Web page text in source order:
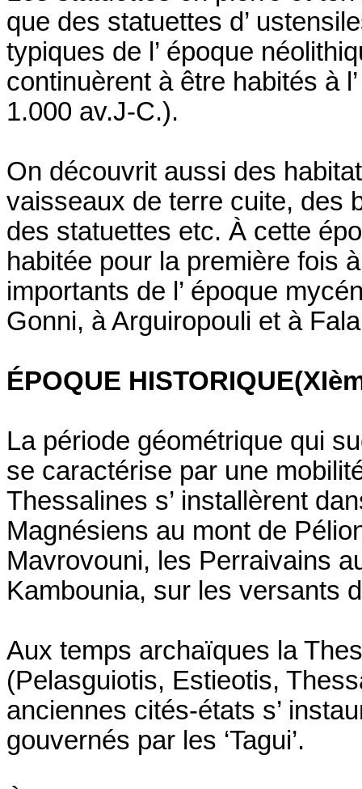
que des statuettes d’
typiques de l’ époque
continuèrent à être habités à
1.000 av.J-C.).
On découvrit aussi des
vaisseaux de terre cuite, des
des statuettes etc. À cette
habitée pour la première fois
importants de l’ époque
Gonni, à Arguiropouli et à
ÉPOQUE
La période géométrique qui
se caractérise par une
Thessalines s’ installèrent
Magnésiens au mont de
Mavrovouni, les Perraivains
Kambounia, sur les versants
Aux temps archaïques la
(Pelasguiotis, Estieotis,
anciennes cités-états s’
gouvernés par les ‘Tagui’.